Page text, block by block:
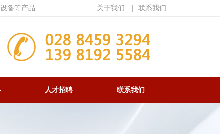
备等产品 关于我们 联系我们
人才招聘 联系我们